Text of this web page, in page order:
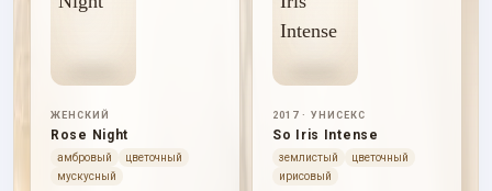
ЖЕНСКИЙ
Rose Night
амбровый
цветочный
мускусный
2017 · УНИСЕКС
So Iris Intense
землистый
цветочный
ирисовый